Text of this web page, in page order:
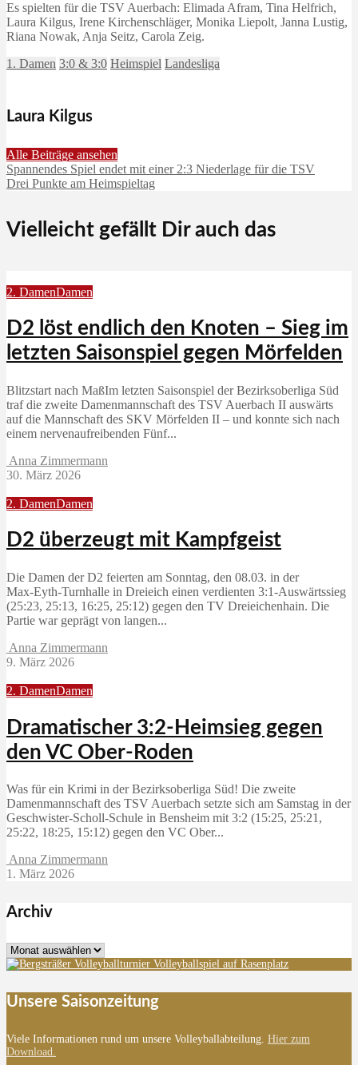
Es spielten für die TSV Auerbach: Elimada Afram, Tina Helfrich,
Laura Kilgus, Irene Kirchenschläger, Monika Liepolt, Janna Lustig,
Riana Nowak, Anja Seitz, Carola Zeig.
1. Damen 3:0 & 3:0 Heimspiel Landesliga
Laura Kilgus
Alle Beiträge ansehen
Spannendes Spiel endet mit einer 2:3 Niederlage für die TSV
Drei Punkte am Heimspieltag
Vielleicht gefällt Dir auch das
2. DamenDamen
D2 löst endlich den Knoten – Sieg im
letzten Saisonspiel gegen Mörfelden
Blitzstart nach MaßIm letzten Saisonspiel der Bezirksoberliga Süd
traf die zweite Damenmannschaft des TSV Auerbach II auswärts
auf die Mannschaft des SKV Mörfelden II – und konnte sich nach
einem nervenaufreibenden Fünf...
Anna Zimmermann
30. März 2026
2. DamenDamen
D2 überzeugt mit Kampfgeist
Die Damen der D2 feierten am Sonntag, den 08.03. in der
Max‑Eyth‑Turnhalle in Dreieich einen verdienten 3:1‑Auswärtssieg
(25:23, 25:13, 16:25, 25:12) gegen den TV Dreieichenhain. Die
Partie war geprägt von langen...
Anna Zimmermann
9. März 2026
2. DamenDamen
Dramatischer 3:2-Heimsieg gegen
den VC Ober-Roden
Was für ein Krimi in der Bezirksoberliga Süd! Die zweite
Damenmannschaft des TSV Auerbach setzte sich am Samstag in der
Geschwister-Scholl-Schule in Bensheim mit 3:2 (15:25, 25:21,
25:22, 18:25, 15:12) gegen den VC Ober...
Anna Zimmermann
1. März 2026
Archiv
Archiv
Unsere Saisonzeitung
Viele Informationen rund um unsere Volleyballabteilung. Hier zum
Download.